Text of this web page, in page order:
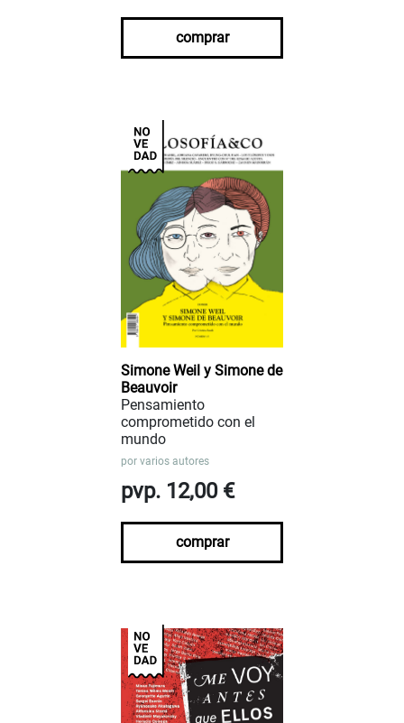
comprar
Simone Weil y Simone de
Beauvoir
Pensamiento
comprometido con el
mundo
por varios autores
pvp. 12,00 €
comprar